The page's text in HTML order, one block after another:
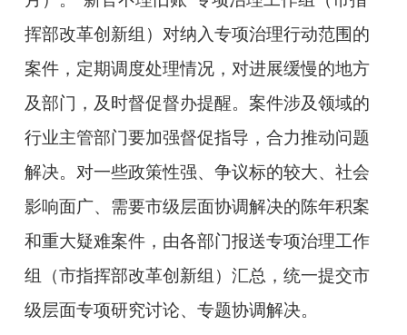
挥部改革创新组）对纳入专项治理行动范围的
案件，定期调度处理情况，对进展缓慢的地方
及部门，及时督促督办提醒。案件涉及领域的
行业主管部门要加强督促指导，合力推动问题
解决。对一些政策性强、争议标的较大、社会
影响面广、需要市级层面协调解决的陈年积案
和重大疑难案件，由各部门报送专项治理工作
组（市指挥部改革创新组）汇总，统一提交市
级层面专项研究讨论、专题协调解决。